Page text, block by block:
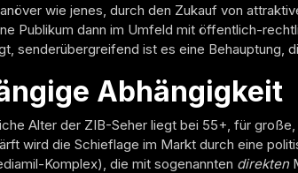
wie jenes, durch den Zukauf von
Publikum dann im Umfeld mit öffentlich-
senderübergreifend ist es eine Behauptung,
Abhängigkeit
Alter der ZIB-Seher liegt bei 55+, für
wird die Schieflage im Markt durch eine
Komplex), die mit sogenannten direkten